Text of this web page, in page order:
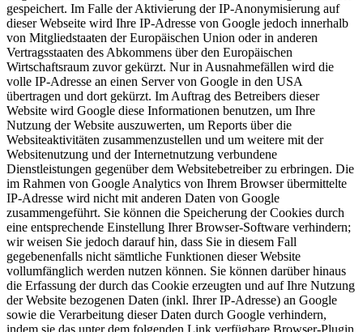
gespeichert. Im Falle der Aktivierung der IP-Anonymisierung auf
dieser Webseite wird Ihre IP-Adresse von Google jedoch innerhalb
von Mitgliedstaaten der Europäischen Union oder in anderen
Vertragsstaaten des Abkommens über den Europäischen
Wirtschaftsraum zuvor gekürzt. Nur in Ausnahmefällen wird die
volle IP-Adresse an einen Server von Google in den USA
übertragen und dort gekürzt. Im Auftrag des Betreibers dieser
Website wird Google diese Informationen benutzen, um Ihre
Nutzung der Website auszuwerten, um Reports über die
Websiteaktivitäten zusammenzustellen und um weitere mit der
Websitenutzung und der Internetnutzung verbundene
Dienstleistungen gegenüber dem Websitebetreiber zu erbringen. Die
im Rahmen von Google Analytics von Ihrem Browser übermittelte
IP-Adresse wird nicht mit anderen Daten von Google
zusammengeführt. Sie können die Speicherung der Cookies durch
eine entsprechende Einstellung Ihrer Browser-Software verhindern;
wir weisen Sie jedoch darauf hin, dass Sie in diesem Fall
gegebenenfalls nicht sämtliche Funktionen dieser Website
vollumfänglich werden nutzen können. Sie können darüber hinaus
die Erfassung der durch das Cookie erzeugten und auf Ihre Nutzung
der Website bezogenen Daten (inkl. Ihrer IP-Adresse) an Google
sowie die Verarbeitung dieser Daten durch Google verhindern,
indem sie das unter dem folgenden Link verfügbare Browser-Plugin